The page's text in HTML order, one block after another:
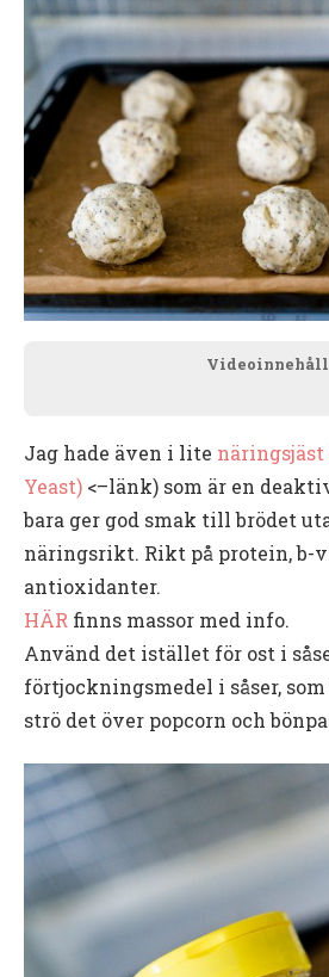
Videoinnehåll
Jag hade även i lite
Yeast) <–länk) som är en
bara ger god smak till brödet
näringsrikt. Rikt på protein, b-
antioxidanter.
HÄR finns massor med info.
Använd det istället för ost i
förtjockningsmedel i såser,
strö det över popcorn och